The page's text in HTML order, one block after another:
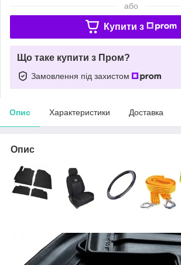
або
Купити з
Що таке купити з Пром?
Замовлення під захистом
Опис Характеристики Доставка
Опис